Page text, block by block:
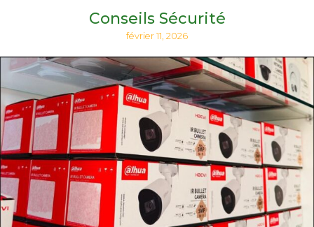
Conseils Sécurité
février 11, 2026